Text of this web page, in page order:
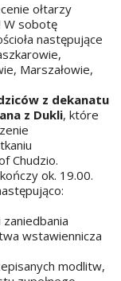
ołtarzy
W sobotę
następujące
Marszałowie,
z dekanatu
z Dukli, które
Chudzio.
ok. 19.00.
wstawiennicza
modlitw,